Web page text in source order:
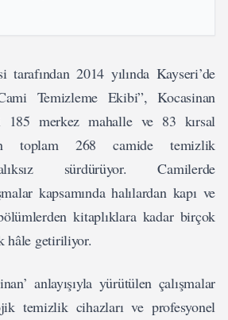
tarafından 2014 yılında Kayseri’de
Temizleme Ekibi”, Kocasinan
185 merkez mahalle ve 83 kırsal
toplam 268 camide temizlik
sürdürüyor. Camilerde
kapsamında halılardan kapı ve
kitaplıklara kadar birçok
hâle getiriliyor.
anlayışıyla yürütülen çalışmalar
temizlik cihazları ve profesyonel